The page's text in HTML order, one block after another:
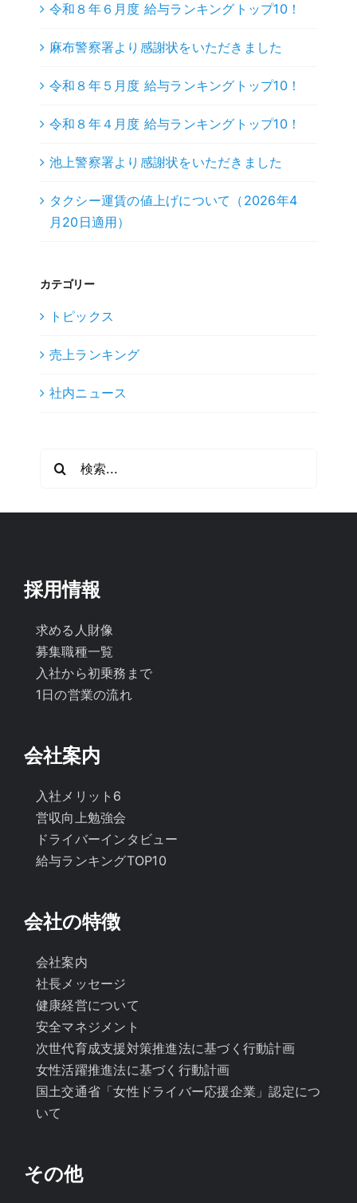
令和８年６月度 給与ランキングトップ10！
麻布警察署より感謝状をいただきました
令和８年５月度 給与ランキングトップ10！
令和８年４月度 給与ランキングトップ10！
池上警察署より感謝状をいただきました
タクシー運賃の値上げについて（2026年4
月20日適用）
カテゴリー
トピックス
売上ランキング
社内ニュース
採用情報
求める人財像
募集職種一覧
入社から初乗務まで
1日の営業の流れ
会社案内
入社メリット6
営収向上勉強会
ドライバーインタビュー
給与ランキングTOP10
会社の特徴
会社案内
社長メッセージ
健康経営について
安全マネジメント
次世代育成支援対策推進法に基づく行動計画
女性活躍推進法に基づく行動計画
国土交通省「女性ドライバー応援企業」認定につ
いて
その他